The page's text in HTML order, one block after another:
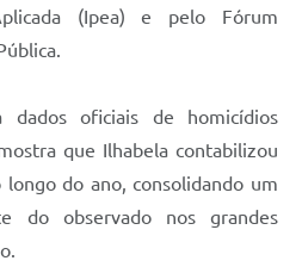
(Ipea) e pelo Fórum
dados oficiais de homicídios
que Ilhabela contabilizou
do ano, consolidando um
do observado nos grandes